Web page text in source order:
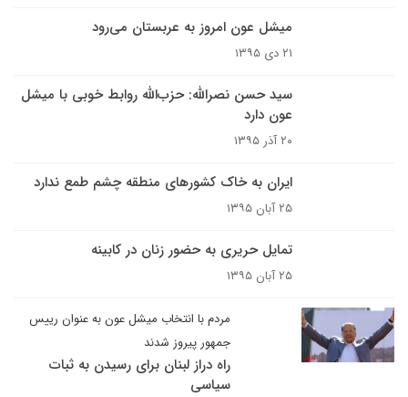
میشل عون امروز به عربستان می‌رود
۲۱ دی ۱۳۹۵
سید حسن نصرالله: حزب‌الله روابط خوبی با میشل
عون دارد
۲۰ آذر ۱۳۹۵
ایران به خاک کشورهای منطقه چشم طمع ندارد
۲۵ آبان ۱۳۹۵
تمایل حریری به حضور زنان در کابینه
۲۵ آبان ۱۳۹۵
مردم با انتخاب میشل عون به عنوان رییس
جمهور پیروز شدند
راه دراز لبنان برای رسیدن به ثبات
سیاسی